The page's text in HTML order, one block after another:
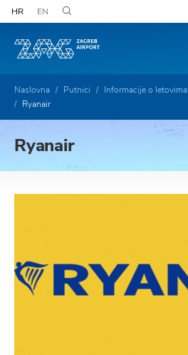
HR EN
Naslovna Putnici Informacije o letovima
Ryanair
Ryanair